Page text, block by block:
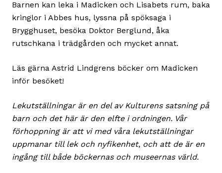
Barnen kan leka i Madicken och Lisabets rum, baka
kringlor i Abbes hus, lyssna på spöksaga i
Brygghuset, besöka Doktor Berglund, åka
rutschkana i trädgården och mycket annat.
Läs gärna Astrid Lindgrens böcker om Madicken
inför besöket!
Lekutställningar är en del av Kulturens satsning på
barn och det här är den elfte i ordningen. Vår
förhoppning är att vi med våra lekutställningar
uppmanar till lek och nyfikenhet, och att de är en
ingång till både böckernas och museernas värld.